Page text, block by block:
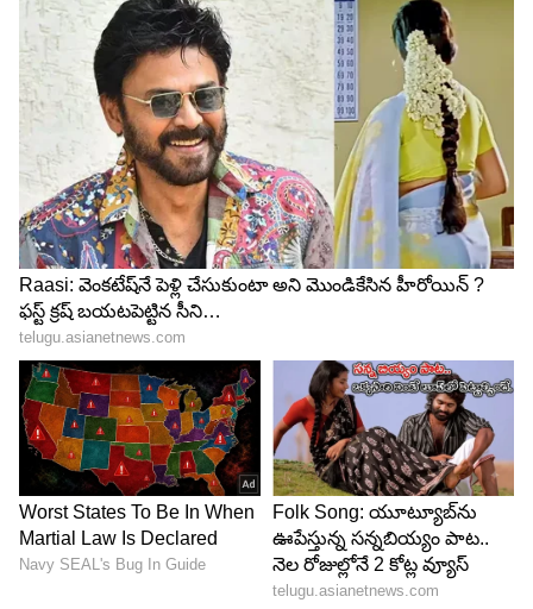
4
5
Image Credit :Others
పెళ్లి జరగకముందే అడ్డుకున్న యంత్రాంగం
అధికారులు గ్రామానికి చేరుకునే సమయానికి వివాహం
జరిగినట్లు ఎలాంటి ఆధారాలు కనిపించలేదు. అయితే బాలిక
చేతిపై వరుడి పేరుతో గోరింటాకు ఉండటం, పెళ్లి ఏర్పాట్లు
జరుగుతున్న సంకేతాలు కనిపించాయి. దీంతో వెంటనే
వివాహ ప్రక్రియను నిలిపివేశారు. బాలికను రక్షణలోకి
తీసుకుని ఆమె భద్రత కోసం అవసరమైన చర్యలు చేపట్టారు.
బాల్య వివాహం జరగకుండా ముందుగానే అడ్డుకోవడంతో
అధికారులు ఊపిరి పీల్చుకున్నారు.